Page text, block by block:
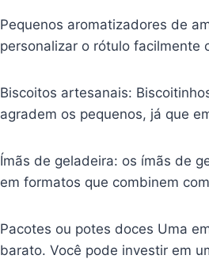
Pequenos aromatizadores de
personalizar o rótulo facilmente
Biscoitos artesanais:
agradem os pequenos, já que
Ímãs de geladeira: os ímãs de
em formatos que combinem
Pacotes ou potes doces Uma
barato. Você pode investir em